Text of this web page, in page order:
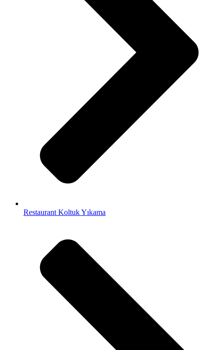
Restaurant Koltuk Yıkama